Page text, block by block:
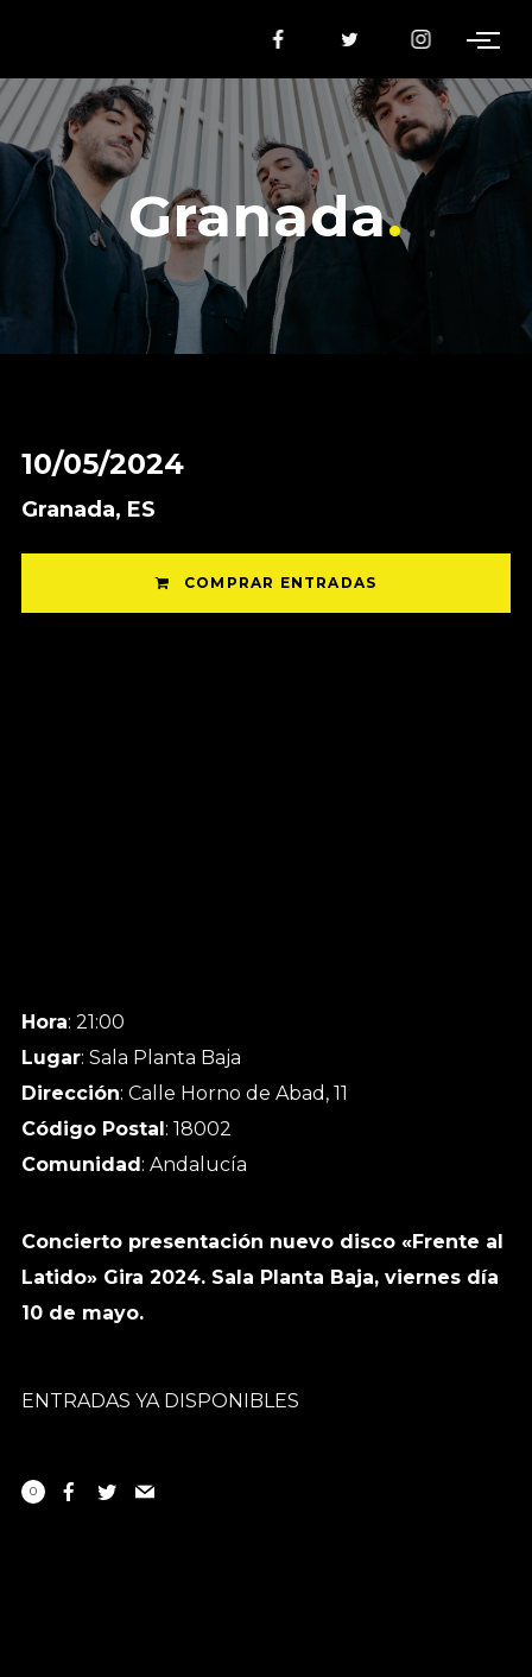
Granada
10/05/2024
Granada, ES
COMPRAR ENTRADAS
Hora: 21:00
Lugar: Sala Planta Baja
Dirección: Calle Horno de Abad, 11
Código Postal: 18002
Comunidad: Andalucía
Concierto presentación nuevo disco «Frente al
Latido» Gira 2024. Sala Planta Baja, viernes día
10 de mayo.
ENTRADAS YA DISPONIBLES
0